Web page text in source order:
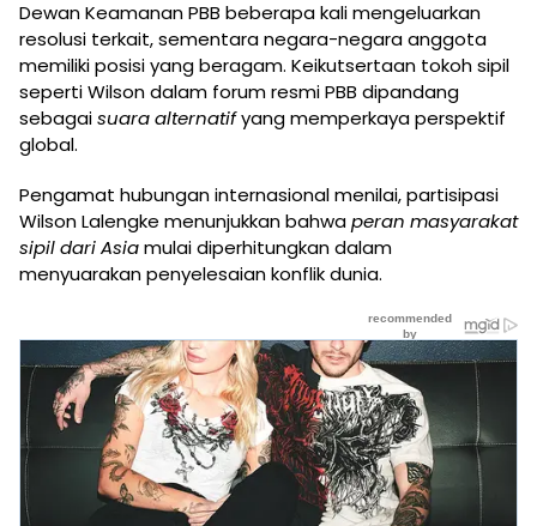
Dewan Keamanan PBB beberapa kali mengeluarkan
resolusi terkait, sementara negara-negara anggota
memiliki posisi yang beragam. Keikutsertaan tokoh sipil
seperti Wilson dalam forum resmi PBB dipandang
sebagaisuara alternatifyang memperkaya perspektif
global.
Pengamat hubungan internasional menilai, partisipasi
Wilson Lalengke menunjukkan bahwaperan masyarakat
sipil dari Asiamulai diperhitungkan dalam
menyuarakan penyelesaian konflik dunia.